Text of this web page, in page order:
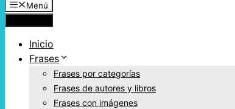
Menú
Inicio
Frases
Frases por categorías
Frases de autores y libros
Frases con imágenes